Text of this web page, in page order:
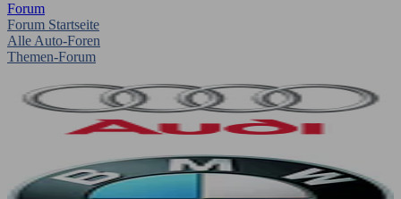
Forum
Forum Startseite
Alle Auto-Foren
Themen-Forum